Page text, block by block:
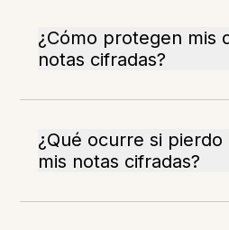
¿Cómo protegen mis
notas cifradas?
¿Qué ocurre si pierdo
mis notas cifradas?